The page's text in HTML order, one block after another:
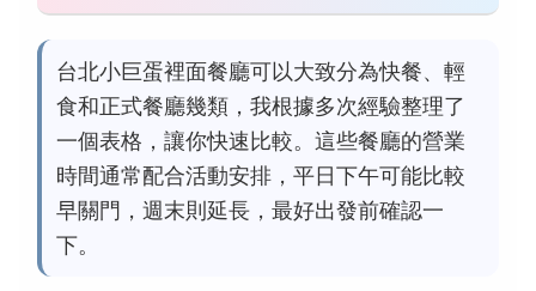
台北小巨蛋裡面餐廳可以大致分為快餐、輕
食和正式餐廳幾類，我根據多次經驗整理了
一個表格，讓你快速比較。這些餐廳的營業
時間通常配合活動安排，平日下午可能比較
早關門，週末則延長，最好出發前確認一
下。